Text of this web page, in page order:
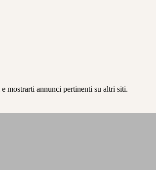
mostrarti annunci pertinenti su altri siti.